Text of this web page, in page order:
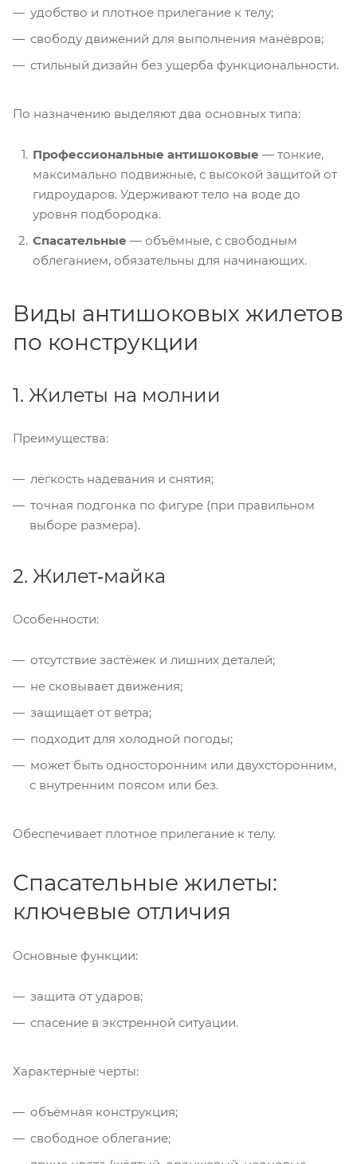
удобство и плотное прилегание к телу;
свободу движений для выполнения манёвров;
стильный дизайн без ущерба функциональности.
По назначению выделяют два основных типа:
Профессиональные антишоковые — тонкие,
максимально подвижные, с высокой защитой от
гидроударов. Удерживают тело на воде до
уровня подбородка.
Спасательные — объёмные, с свободным
облеганием, обязательны для начинающих.
Виды антишоковых жилетов
по конструкции
1. Жилеты на молнии
Преимущества:
лёгкость надевания и снятия;
точная подгонка по фигуре (при правильном
выборе размера).
2. Жилет‑майка
Особенности:
отсутствие застёжек и лишних деталей;
не сковывает движения;
защищает от ветра;
подходит для холодной погоды;
может быть односторонним или двухсторонним,
с внутренним поясом или без.
Обеспечивает плотное прилегание к телу.
Спасательные жилеты:
ключевые отличия
Основные функции:
защита от ударов;
спасение в экстренной ситуации.
Характерные черты:
объёмная конструкция;
свободное облегание;